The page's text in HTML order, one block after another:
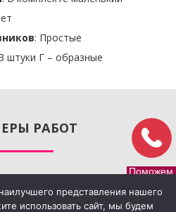
: Простые
штуки Г – образные
РАБОТ
Поможем
представления нашего
использовать сайт, мы будем